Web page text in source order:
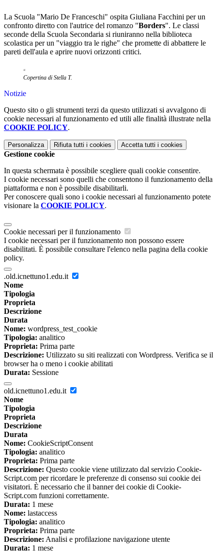
La Scuola "Mario De Franceschi" ospita Giuliana Facchini per un
confronto diretto con l'autrice del romanzo "Borders". Le classi
seconde della Scuola Secondaria si riuniranno nella biblioteca
scolastica per un "viaggio tra le righe" che promette di abbattere le
pareti dell'aula e aprire nuovi orizzonti critici.
Copertina di Stella T.
Notizie
Questo sito o gli strumenti terzi da questo utilizzati si avvalgono di
cookie necessari al funzionamento ed utili alle finalità illustrate nella
COOKIE POLICY.
Personalizza Rifiuta tutti i cookies Accetta tutti i cookies
Gestione cookie
In questa schermata è possibile scegliere quali cookie consentire.
I cookie necessari sono quelli che consentono il funzionamento della
piattaforma e non è possibile disabilitarli.
Per conoscere quali sono i cookie necessari al funzionamento potete
visionare la COOKIE POLICY.
Cookie necessari per il funzionamento
I cookie necessari per il funzionamento non possono essere
disabilitati. È possibile consultare l'elenco nella pagina della cookie
policy.
.old.icnettuno1.edu.it
Nome
Tipologia
Proprieta
Descrizione
Durata
Nome: wordpress_test_cookie
Tipologia: analitico
Proprieta: Prima parte
Descrizione: Utilizzato su siti realizzati con Wordpress. Verifica se il
browser ha o meno i cookie abilitati
Durata: Sessione
old.icnettuno1.edu.it
Nome
Tipologia
Proprieta
Descrizione
Durata
Nome: CookieScriptConsent
Tipologia: analitico
Proprieta: Prima parte
Descrizione: Questo cookie viene utilizzato dal servizio Cookie-
Script.com per ricordare le preferenze di consenso sui cookie dei
visitatori. È necessario che il banner dei cookie di Cookie-
Script.com funzioni correttamente.
Durata: 1 mese
Nome: lastaccess
Tipologia: analitico
Proprieta: Prima parte
Descrizione: Analisi e profilazione navigazione utente
Durata: 1 mese